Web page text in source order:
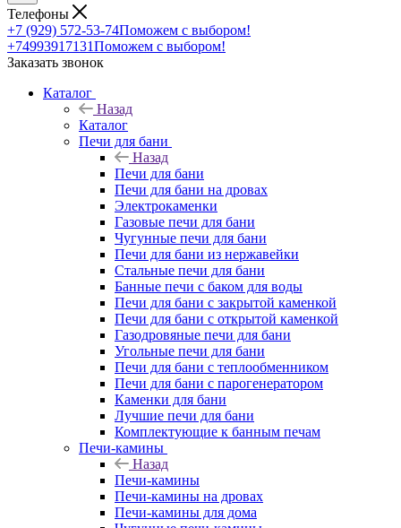
Телефоны
+7 (929) 572-53-74Поможем с выбором!
+74993917131Поможем с выбором!
Заказать звонок
Каталог
Назад
Каталог
Печи для бани
Назад
Печи для бани
Печи для бани на дровах
Электрокаменки
Газовые печи для бани
Чугунные печи для бани
Печи для бани из нержавейки
Стальные печи для бани
Банные печи с баком для воды
Печи для бани с закрытой каменкой
Печи для бани с открытой каменкой
Газодровяные печи для бани
Угольные печи для бани
Печи для бани с теплообменником
Печи для бани с парогенератором
Каменки для бани
Лучшие печи для бани
Комплектующие к банным печам
Печи-камины
Назад
Печи-камины
Печи-камины на дровах
Печи-камины для дома